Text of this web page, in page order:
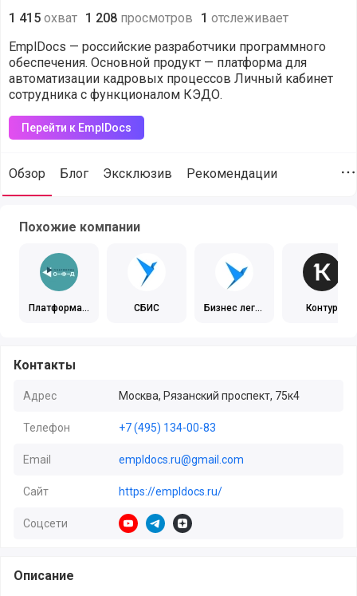
1 415 охват 1 208 просмотров 1 отслеживает
EmplDocs — российские разработчики программного
обеспечения. Основной продукт — платформа для
автоматизации кадровых процессов Личный кабинет
сотрудника с функционалом КЭДО.
Перейти к EmplDocs
Обзор Блог Эксклюзив Рекомендации
Похожие компании
Платформа
СБИС
Бизнес легк
Контур
Контакты
Адрес Москва, Рязанский проспект, 75к4
Телефон +7 (495) 134-00-83
Email empldocs.ru@gmail.com
Сайт https://empldocs.ru/
Соцсети https://www.youtube.com/@empldocs
https://t.me/podpishite_zdes
https://dzen.ru/empldocs
Описание